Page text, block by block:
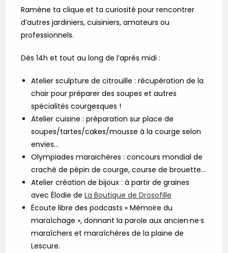
Ramène ta clique et ta curiosité pour rencontrer
d’autres jardiniers, cuisiniers, amateurs ou
professionnels.
Dès 14h et tout au long de l’après midi :
Atelier sculpture de citrouille : récupération de la
chair pour préparer des soupes et autres
spécialités courgesques !
Atelier cuisine : préparation sur place de
soupes/tartes/cakes/mousse à la courge selon
envies…
Olympiades maraichères : concours mondial de
craché de pépin de courge, course de brouette…
Atelier création de bijoux : à partir de graines
avec Élodie deLa Boutique de Drosofille
Écoute libre des podcasts « Mémoire du
maraîchage », donnant la parole aux ancien·ne·s
maraîchers et maraîchères de la plaine de
Lescure.